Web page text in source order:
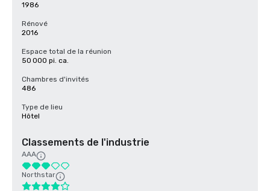
1986
Rénové
2016
Espace total de la réunion
50 000 pi. ca.
Chambres d'invités
486
Type de lieu
Hôtel
Classements de l'industrie
AAA
Northstar